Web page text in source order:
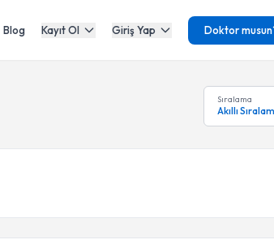
Blog Kayıt Ol Giriş Yap Doktor
Sıralama
Akıllı
Uzm. Dr. Mehmet Mustafa Özlüiçin randevu